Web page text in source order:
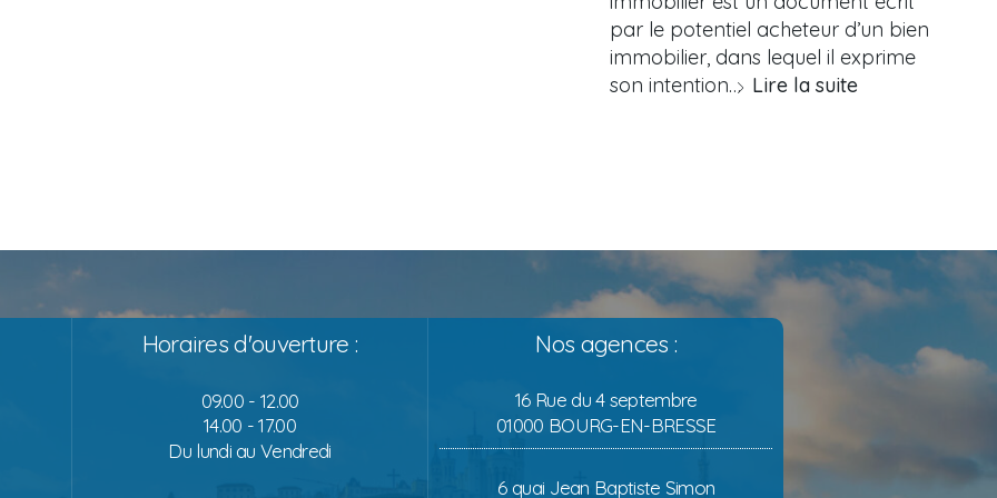
par le potentiel acheteur d’un bien
immobilier, dans lequel il exprime
son intention… Lire la suite
Horaires d'ouverture :
09.00 - 12.00
14.00 - 17.00
Du lundi au Vendredi
Nos agences :
16 Rue du 4 septembre
01000 BOURG-EN-BRESSE
6 quai Jean Baptiste Simon